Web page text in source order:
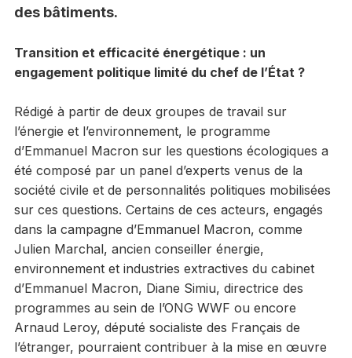
des bâtiments.
Transition et efficacité énergétique : un
engagement politique limité du chef de l’État ?
Rédigé à partir de deux groupes de travail sur
l’énergie et l’environnement, le programme
d’Emmanuel Macron sur les questions écologiques a
été composé par un panel d’experts venus de la
société civile et de personnalités politiques mobilisées
sur ces questions. Certains de ces acteurs, engagés
dans la campagne d’Emmanuel Macron, comme
Julien Marchal, ancien conseiller énergie,
environnement et industries extractives du cabinet
d’Emmanuel Macron, Diane Simiu, directrice des
programmes au sein de l’ONG WWF ou encore
Arnaud Leroy, député socialiste des Français de
l’étranger, pourraient contribuer à la mise en œuvre